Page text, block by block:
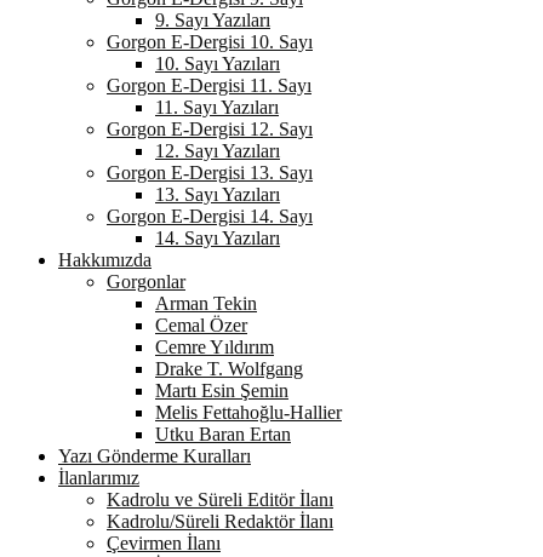
9. Sayı Yazıları
Gorgon E-Dergisi 10. Sayı
10. Sayı Yazıları
Gorgon E-Dergisi 11. Sayı
11. Sayı Yazıları
Gorgon E-Dergisi 12. Sayı
12. Sayı Yazıları
Gorgon E-Dergisi 13. Sayı
13. Sayı Yazıları
Gorgon E-Dergisi 14. Sayı
14. Sayı Yazıları
Hakkımızda
Gorgonlar
Arman Tekin
Cemal Özer
Cemre Yıldırım
Drake T. Wolfgang
Martı Esin Şemin
Melis Fettahoğlu-Hallier
Utku Baran Ertan
Yazı Gönderme Kuralları
İlanlarımız
Kadrolu ve Süreli Editör İlanı
Kadrolu/Süreli Redaktör İlanı
Çevirmen İlanı